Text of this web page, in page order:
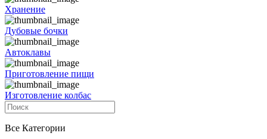
Хранение
Дубовые бочки
Автоклавы
Приготовление пищи
Изготовление колбас
Все Категории